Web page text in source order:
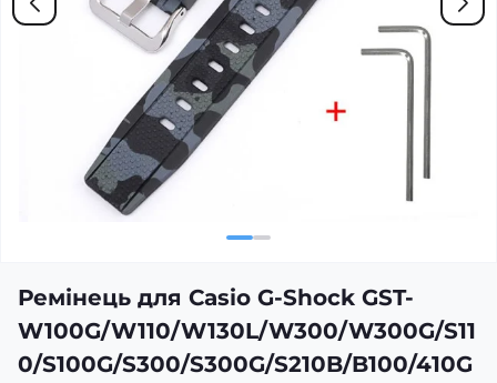
Ремінець для Casio G-Shock GST-
W100G/W110/W130L/W300/W300G/S11
0/S100G/S300/S300G/S210B/B100/410G